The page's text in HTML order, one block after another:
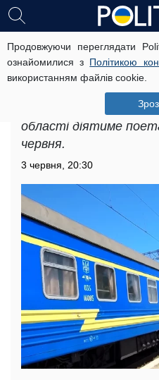
Продовжуючи переглядати
ознайомилися з Політикою
використанням файлів cookie.
Новий графік руху
Кіровоградській
рейси будуть
Новий графік руху
області діятиме
червня.
3 червня, 20:30